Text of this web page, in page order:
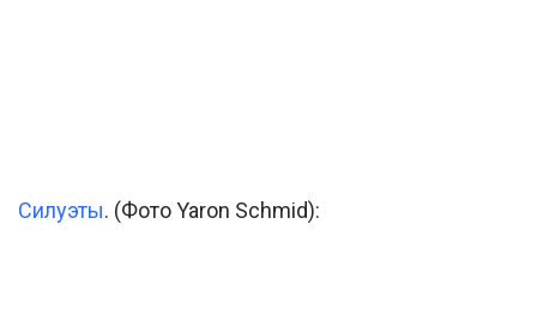
Силуэты. (Фото Yaron Schmid):